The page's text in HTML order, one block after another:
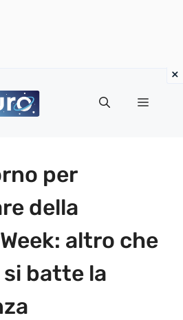
Menu
per
della
altro che
batte la